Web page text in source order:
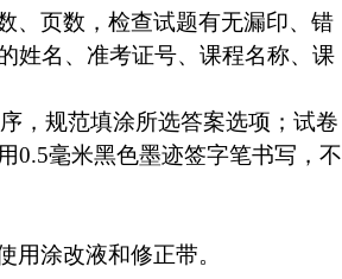
、页数，检查试题有无漏印、错
姓名、准考证号、课程名称、课
，规范填涂所选答案选项；试卷
0.5毫米黑色墨迹签字笔书写，不
涂改液和修正带。